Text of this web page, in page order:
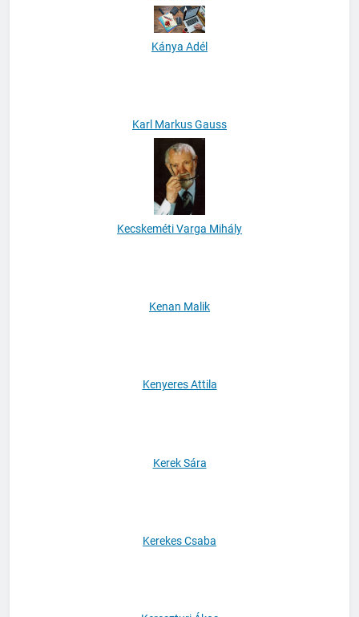
Kánya Adél
Karl Markus Gauss
Kecskeméti Varga Mihály
Kenan Malik
Kenyeres Attila
Kerek Sára
Kerekes Csaba